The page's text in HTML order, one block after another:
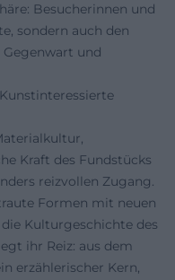
Besucherinnen und
sondern auch den
und
Kraft des Fundstücks
reizvollen Zugang.
Formen mit neuen
Kulturgeschichte des
ihr Reiz: aus dem
erzählerischer Kern,